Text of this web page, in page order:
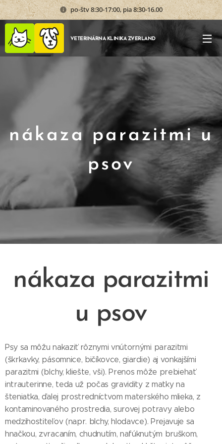
po-štv 8:30-17:00, pia 8:30-16.00
VETERINÁRNA KLINIKA ZVERLAND
nákaza parazitmi u
psov
nákaza parazitmi
u psov
Psy sa môžu nakaziť rôznymi vnútornými parazitmi
(škrkavky, pásomnice, bičíkovce, giardie) aj vonkajšími
parazitmi (blchy, kliešte, vši). Prenos môže prebiehať
intrauterinne, teda už počas gravidity z matky na
šteniatka, ďalej prostredníctvom materského mlieka, z
kontaminovaného prostredia, surovej potravy alebo
medzihostiteľov (napr. blchy, hlodavce). Prejavuje sa
hnačkou, zvracaním, chudnutím, nafúknutým bruškom,